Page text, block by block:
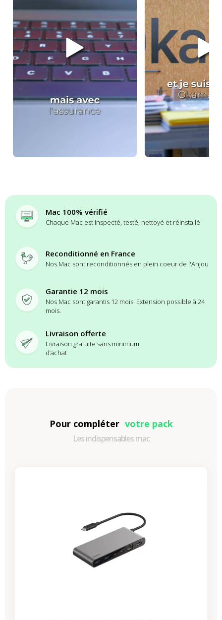
Mac 100% vérifié
Chaque Mac est inspecté, testé, nettoyé et réinstallé
Reconditionné en France
Nos Mac sont reconditionnés en plein coeur de l'Anjou
Garantie 12 mois
Nos Mac sont garantis 12 mois. Extension possible à 24
mois.
Livraison offerte
Livraison gratuite sans minimum
d’achat
Pour compléter votre pack
Les indispensables mac